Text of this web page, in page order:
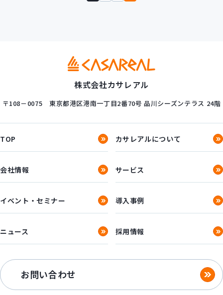
株式会社カサレアル
〒108－0075 東京都港区港南一丁目2番70号 品川シーズンテラス 24階
TOP カサレアルについて
会社情報 サービス
イベント・セミナー 導入事例
ニュース 採用情報
お問い合わせ